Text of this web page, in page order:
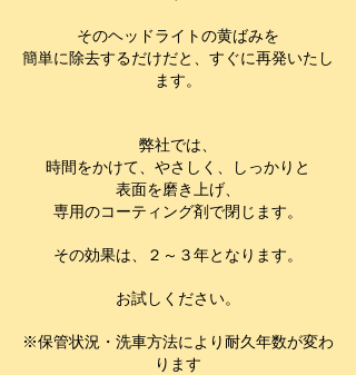
そのヘッドライトの黄ばみを
簡単に除去するだけだと、すぐに再発いたし
ます。
弊社では、
時間をかけて、やさしく、しっかりと
表面を磨き上げ、
専用のコーティング剤で閉じます。
​その効果は、２～３年となります。
お試しください。
​※保管状況・洗車方法により耐久年数が変わ
ります